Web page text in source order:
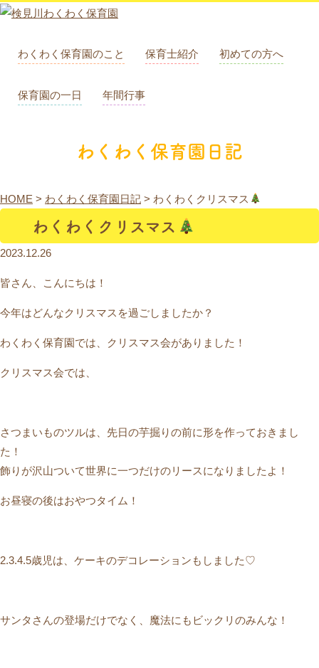
わくわく保育園のこと 保育士紹介 初めての方へ
保育園の一日 年間行事
わくわく保育園日記
HOME > わくわく保育園日記 > わくわくクリスマス
わくわくクリスマス
2023.12.26
皆さん、こんにちは！
今年はどんなクリスマスを過ごしましたか？
わくわく保育園では、クリスマス会がありました！
クリスマス会では、
さつまいものツルは、先日の芋掘りの前に形を作っておきまし
た！
飾りが沢山ついて世界に一つだけのリースになりましたよ！
お昼寝の後はおやつタイム！
2.3.4.5歳児は、ケーキのデコレーションもしました♡
サンタさんの登場だけでなく、魔法にもビックリのみんな！